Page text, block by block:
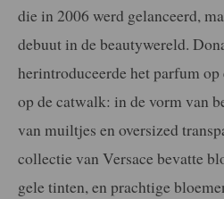
die in 2006 werd gelanceerd,
debuut in de beautywereld.
herintroduceerde het parfum
op de catwalk: in de vorm van
van muiltjes en oversized
collectie van Versace bevatte
gele tinten, en prachtige